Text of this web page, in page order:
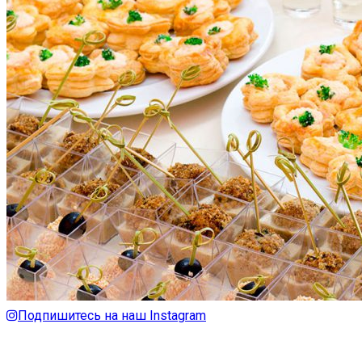
Подпишитесь на наш Instagram